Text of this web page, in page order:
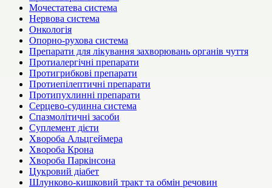
Мочестатева система
Нервова система
Онкологія
Опорно-рухова система
Препарати для лікування захворювань органів чуття
Протиалергічні препарати
Протигрибкові препарати
Протиепілептичні препарати
Протипухлинні препарати
Серцево-судинна система
Спазмолітичні засоби
Суплемент дієти
Хвороба Альцгеймера
Хвороба Крона
Хвороба Паркінсона
Цукровий діабет
Шлунково-кишковий тракт та обмін речовин